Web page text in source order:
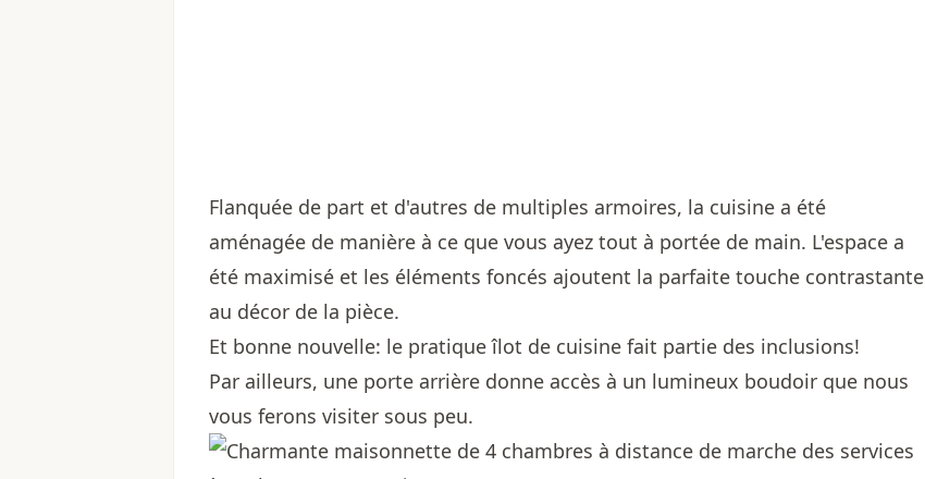
Flanquée de part et d'autres de multiples armoires, la cuisine a été
aménagée de manière à ce que vous ayez tout à portée de main. L'espace a
été maximisé et les éléments foncés ajoutent la parfaite touche contrastante
au décor de la pièce.
Et bonne nouvelle: le pratique îlot de cuisine fait partie des inclusions!
Par ailleurs, une porte arrière donne accès à un lumineux boudoir que nous
vous ferons visiter sous peu.